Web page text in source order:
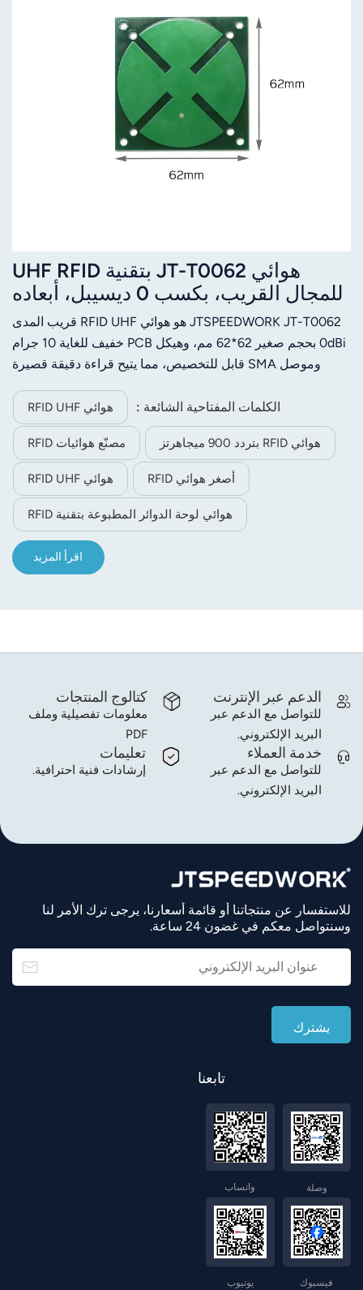
هوائي JT-T0062 بتقنية UHF RFID
للمجال القريب، بكسب 0 ديسيبل، أبعاده
62 × 62 مم، بتردد 902-928 ميجاهرتز،
ونطاق تردده 865-868 ميجاهرتز.
JTSPEEDWORK JT-T0062 هو هوائي RFID UHF قريب المدى
0dBi بحجم صغير 62*62 مم، وهيكل PCB خفيف للغاية 10 جرام
وموصل SMA قابل للتخصيص، مما يتيح قراءة دقيقة قصيرة
الكلمات المفتاحية الشائعة :
هوائي RFID UHF
هوائي RFID بتردد 900 ميجاهرتز مصنّع هوائيات RFID
أصغر هوائي RFID هوائي RFID UHF
هوائي لوحة الدوائر المطبوعة بتقنية RFID
اقرأ المزيد
كتالوج المنتجات
معلومات تفصيلية وملف
PDF
الدعم عبر الإنترنت
للتواصل مع الدعم عبر
البريد الإلكتروني.
تعليمات
إرشادات فنية احترافية.
خدمة العملاء
للتواصل مع الدعم عبر
البريد الإلكتروني.
للاستفسار عن منتجاتنا أو قائمة أسعارنا، يرجى ترك الأمر لنا
وسنتواصل معكم في غضون 24 ساعة.
تابعنا
واتساب وصلة
يوتيوب فيسبوك